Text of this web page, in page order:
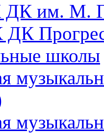
им. М.
школы